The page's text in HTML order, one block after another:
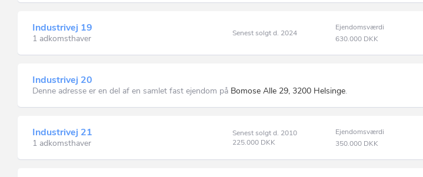
Industrivej 19
1 adkomsthaver Senest solgt d. 2024
Ejendomsværdi
630.000 DKK
Industrivej 20
Denne adresse er en del af en samlet fast ejendom på Bomose Alle 29, 3200 Helsinge.
Industrivej 21
1 adkomsthaver
Senest solgt d. 2010
225.000 DKK
Ejendomsværdi
350.000 DKK